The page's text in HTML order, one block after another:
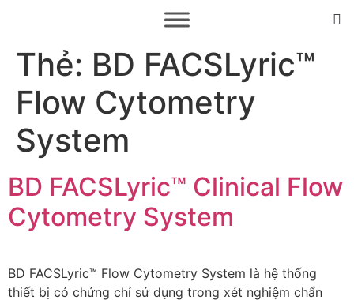
Thẻ: BD FACSLyric™
Flow Cytometry
System
BD FACSLyric™ Clinical Flow
Cytometry System
BD FACSLyric™ Flow Cytometry System là hệ thống
thiết bị có chứng chỉ sử dụng trong xét nghiệm chẩn